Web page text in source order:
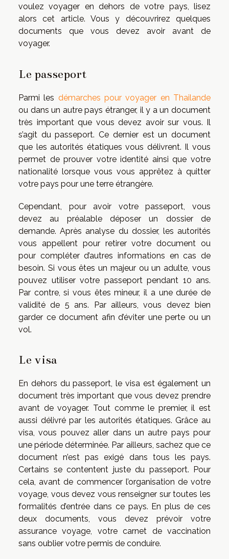
voulez voyager en dehors de votre pays, lisez
alors cet article. Vous y découvrirez quelques
documents que vous devez avoir avant de
voyager.
Le passeport
Parmi les démarches pour voyager en Thailande
ou dans un autre pays étranger, il y a un document
très important que vous devez avoir sur vous. Il
s’agit du passeport. Ce dernier est un document
que les autorités étatiques vous délivrent. Il vous
permet de prouver votre identité ainsi que votre
nationalité lorsque vous vous apprêtez à quitter
votre pays pour une terre étrangère.
Cependant, pour avoir votre passeport, vous
devez au préalable déposer un dossier de
demande. Après analyse du dossier, les autorités
vous appellent pour retirer votre document ou
pour compléter d’autres informations en cas de
besoin. Si vous êtes un majeur ou un adulte, vous
pouvez utiliser votre passeport pendant 10 ans.
Par contre, si vous êtes mineur, il a une durée de
validité de 5 ans. Par ailleurs, vous devez bien
garder ce document afin d’éviter une perte ou un
vol.
Le visa
En dehors du passeport, le visa est également un
document très important que vous devez prendre
avant de voyager. Tout comme le premier, il est
aussi délivré par les autorités étatiques. Grâce au
visa, vous pouvez aller dans un autre pays pour
une période déterminée. Par ailleurs, sachez que ce
document n’est pas exigé dans tous les pays.
Certains se contentent juste du passeport. Pour
cela, avant de commencer l’organisation de votre
voyage, vous devez vous renseigner sur toutes les
formalités d’entrée dans ce pays. En plus de ces
deux documents, vous devez prévoir votre
assurance voyage, votre carnet de vaccination
sans oublier votre permis de conduire.